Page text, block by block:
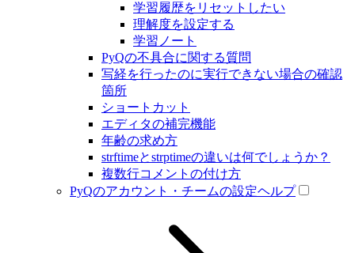
学習履歴をリセットしたい
理解度を設定する
学習ノート
PyQの不具合に関する質問
写経を行ったのに実行できない場合の確認
箇所
ショートカット
エディタの補完機能
年齢の求め方
strftimeとstrptimeの違いは何でしょうか？
複数行コメントの付け方
PyQのアカウント・チームの設定ヘルプ